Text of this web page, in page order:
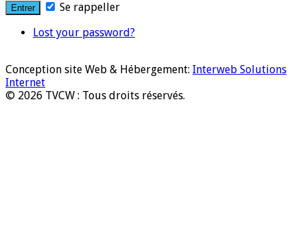
Se rappeller
Lost your password?
Conception site Web & Hébergement: Interweb Solutions
Internet
© 2026 TVCW : Tous droits réservés.